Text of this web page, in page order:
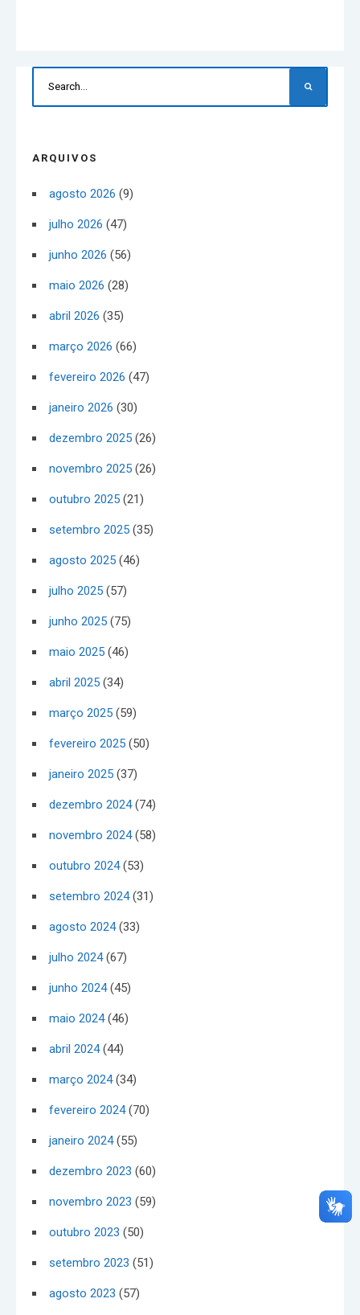
ARQUIVOS
agosto 2026 (9)
julho 2026 (47)
junho 2026 (56)
maio 2026 (28)
abril 2026 (35)
março 2026 (66)
fevereiro 2026 (47)
janeiro 2026 (30)
dezembro 2025 (26)
novembro 2025 (26)
outubro 2025 (21)
setembro 2025 (35)
agosto 2025 (46)
julho 2025 (57)
junho 2025 (75)
maio 2025 (46)
abril 2025 (34)
março 2025 (59)
fevereiro 2025 (50)
janeiro 2025 (37)
dezembro 2024(74)
novembro 2024(58)
outubro 2024(53)
setembro 2024(31)
agosto 2024(33)
julho 2024(67)
junho 2024(45)
maio 2024(46)
abril 2024(44)
março 2024(34)
fevereiro 2024(70)
janeiro 2024(55)
dezembro 2023 (60)
novembro 2023 (59)
outubro 2023 (50)
setembro 2023 (51)
agosto 2023 (57)